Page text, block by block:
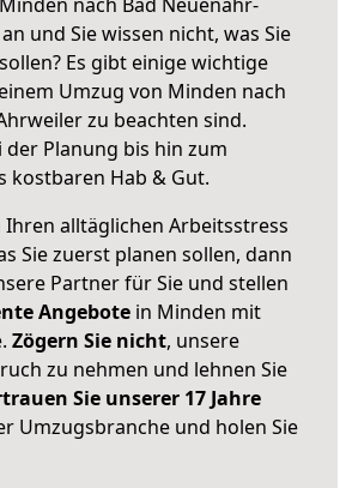
und Sie wissen nicht, was Sie
Es gibt einige wichtige
Umzug von Minden nach
zu beachten sind.
Planung bis hin zum
kostbaren Hab & Gut.
Ihren alltäglichen Arbeitsstress
Sie zuerst planen sollen, dann
Partner für Sie und stellen
Angebote in Minden mit
Zögern Sie nicht, unsere
zu nehmen und lehnen Sie
Sie unserer 17 Jahre
Umzugsbranche und holen Sie